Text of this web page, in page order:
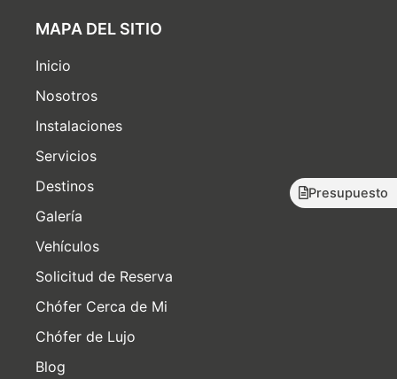
MAPA DEL SITIO
Inicio
Nosotros
Instalaciones
Servicios
Destinos
Galería
Vehículos
Solicitud de Reserva
Chófer Cerca de Mi
Chófer de Lujo
Blog
Presupuesto